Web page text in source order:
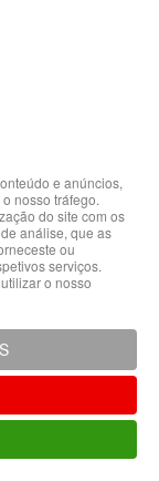
e anúncios,
nosso tráfego.
do site com os
análise, que as
ou
serviços.
o nosso